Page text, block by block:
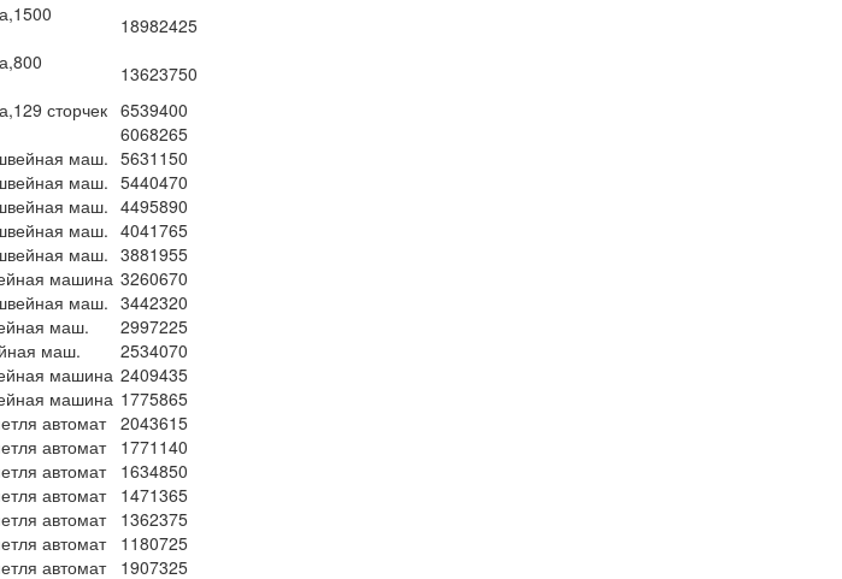
18982425
13623750
сторчек 6539400
6068265
маш. 5631150
маш. 5440470
маш. 4495890
маш. 4041765
маш. 3881955
машина 3260670
маш. 3442320
маш.
2997225
маш.
2534070
машина 2409435
машина 1775865
автомат 2043615
автомат
1771140
автомат
1634850
автомат
1471365
автомат
1362375
автомат
1180725
автомат
1907325